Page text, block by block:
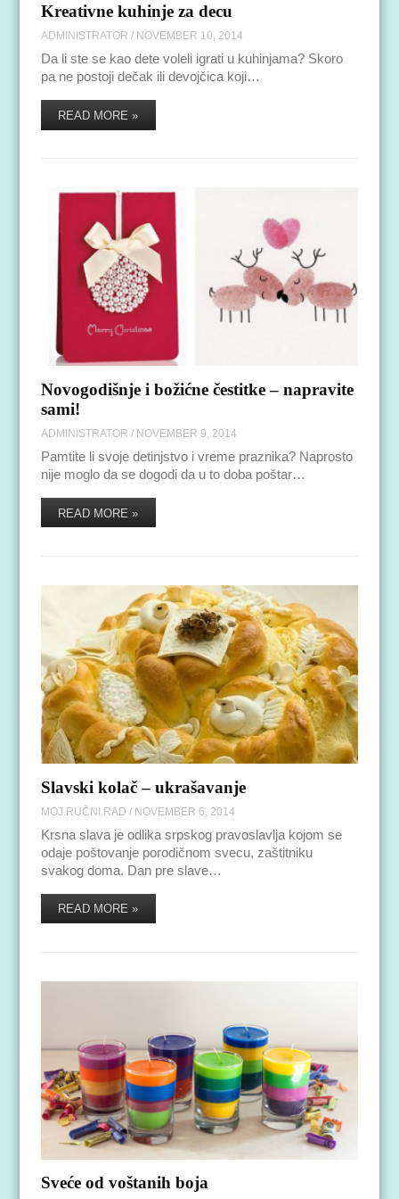
Kreativne kuhinje za decu
ADMINISTRATOR / NOVEMBER 10, 2014
Da li ste se kao dete voleli igrati u kuhinjama? Skoro
pa ne postoji dečak ili devojčica koji…
READ MORE »
Novogodišnje i božićne čestitke – napravite
sami!
ADMINISTRATOR / NOVEMBER 9, 2014
Pamtite li svoje detinjstvo i vreme praznika? Naprosto
nije moglo da se dogodi da u to doba poštar…
READ MORE »
Slavski kolač – ukrašavanje
MOJ.RUČNI.RAD / NOVEMBER 6, 2014
Krsna slava je odlika srpskog pravoslavlja kojom se
odaje poštovanje porodičnom svecu, zaštitniku
svakog doma. Dan pre slave…
READ MORE »
Sveće od voštanih boja